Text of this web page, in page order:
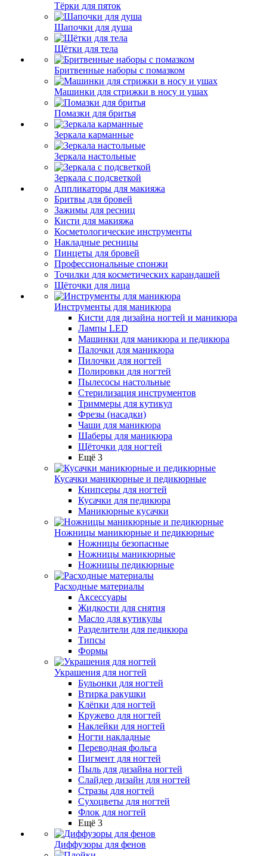
Тёрки для пяток
Шапочки для душа
Щётки для тела
Бритвенные наборы с помазком
Машинки для стрижки в носу и ушах
Помазки для бритья
Зеркала карманные
Зеркала настольные
Зеркала с подсветкой
Аппликаторы для макияжа
Бритвы для бровей
Зажимы для ресниц
Кисти для макияжа
Косметологические инструменты
Накладные ресницы
Пинцеты для бровей
Профессиональные спонжи
Точилки для косметических карандашей
Щёточки для лица
Инструменты для маникюра
Кисти для дизайна ногтей и маникюра
Лампы LED
Машинки для маникюра и педикюра
Палочки для маникюра
Пилочки для ногтей
Полировки для ногтей
Пылесосы настольные
Стерилизация инструментов
Триммеры для кутикул
Фрезы (насадки)
Чаши для маникюра
Шаберы для маникюра
Щёточки для ногтей
Ещё 3
Кусачки маникюрные и педикюрные
Книпсеры для ногтей
Кусачки для педикюра
Маникюрные кусачки
Ножницы маникюрные и педикюрные
Ножницы безопасные
Ножницы маникюрные
Ножницы педикюрные
Расходные материалы
Аксессуары
Жидкости для снятия
Масло для кутикулы
Разделители для педикюра
Типсы
Формы
Украшения для ногтей
Бульонки для ногтей
Втирка ракушки
Клёпки для ногтей
Кружево для ногтей
Наклейки для ногтей
Ногти накладные
Переводная фольга
Пигмент для ногтей
Пыль для дизайна ногтей
Слайдер дизайн для ногтей
Стразы для ногтей
Сухоцветы для ногтей
Флок для ногтей
Ещё 3
Диффузоры для фенов